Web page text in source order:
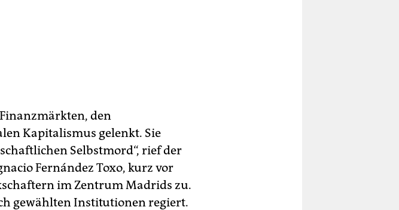
den
Kapitalismus gelenkt. Sie
Selbstmord“, rief der
Fernández Toxo, kurz vor
im Zentrum Madrids zu.
gewählten Institutionen regiert.